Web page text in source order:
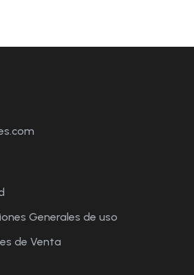
Generales de uso
de Venta